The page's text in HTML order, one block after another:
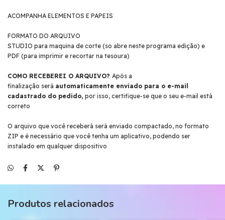
ACOMPANHA ELEMENTOS E PAPEIS
FORMATO DO ARQUIVO
STUDIO para maquina de corte (so abre neste programa edição) e
PDF (para imprimir e recortar na tesoura)
COMO RECEBEREI O ARQUIVO? Após a
finalização será automaticamente enviado para o e-mail
cadastrado do pedido, por isso, certifique-se que o seu e-mail está
correto
O arquivo que você receberá será enviado compactado, no formato
ZIP e é necessário que você tenha um aplicativo, podendo ser
instalado em qualquer dispositivo
Produtos relacionados